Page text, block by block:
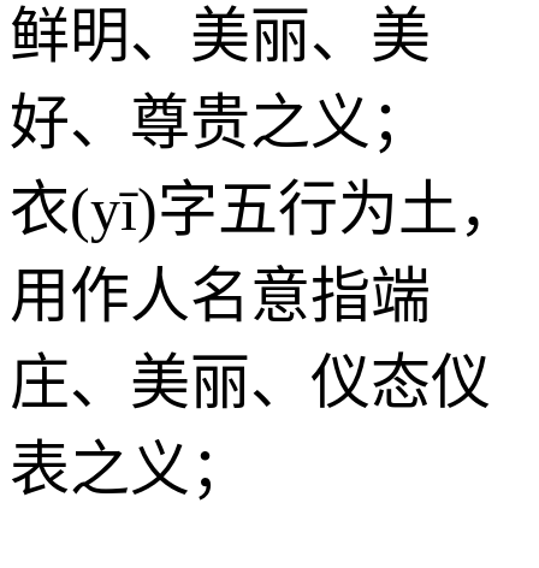
鲜明、美丽、美
好、尊贵之义；
衣(yī)字五行为土，
用作人名意指端
庄、美丽、仪态仪
表之义；